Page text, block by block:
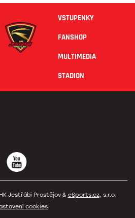
VSTUPENKY
FANSHOP
MULTIMEDIA
STADION
Jestřábi Prostějov & eSports.cz, s.r.o.
cookies